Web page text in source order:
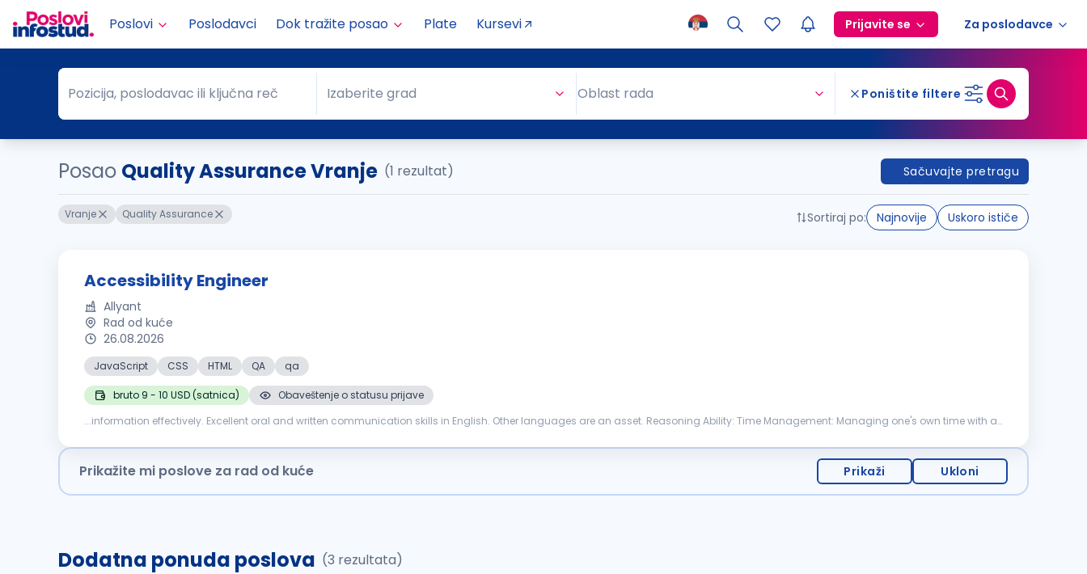
Poslovi Poslodavci Dok tražite posao Plate Kursevi Prijavite se Za poslodavce
Pozicija, poslodavac ili ključna reč
Pozicija, poslodavac ili ključna reč Grad
Izaberite grad Oblast rada Poništite filtere
Posao Quality Assurance Vranje (1 rezultat) Sačuvajte pretragu
Vranje Quality Assurance Sortiraj po: Najnovije Uskoro ističe
Accessibility Engineer
Allyant
Rad od kuće
26.08.2026
JavaScript CSS HTML QA qa
bruto 9 - 10 USD (satnica)
Obaveštenje o statusu prijave
...information effectively. Excellent oral and written communication skills in English. Other languages are an asset. Reasoning Ability: Time Management: Managing one's own time with a
Prikažite mi poslove za rad od kuće Prikaži Ukloni
Dodatna ponuda poslova (3 rezultata)